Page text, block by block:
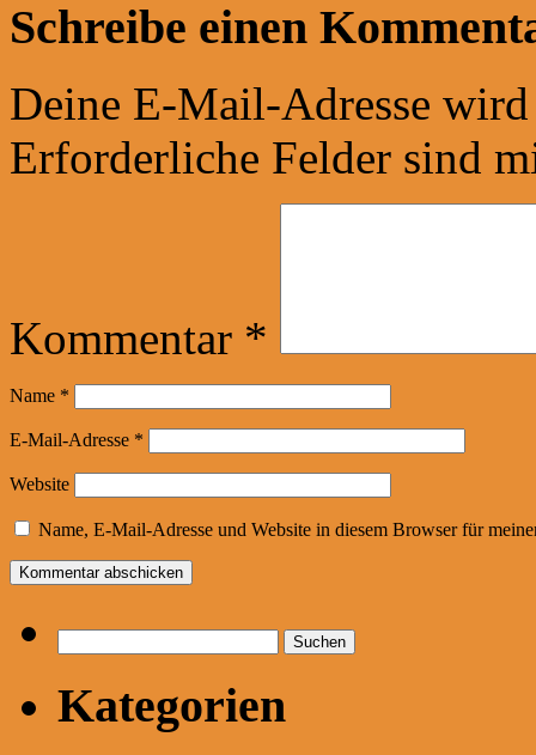
Schreibe einen
Deine E-Mail-Adresse
Erforderliche Felder sind
Kommentar *
Name *
E-Mail-Adresse *
Website
Name, E-Mail-Adresse und Website in diesem Browser für
nach:
Kategorien